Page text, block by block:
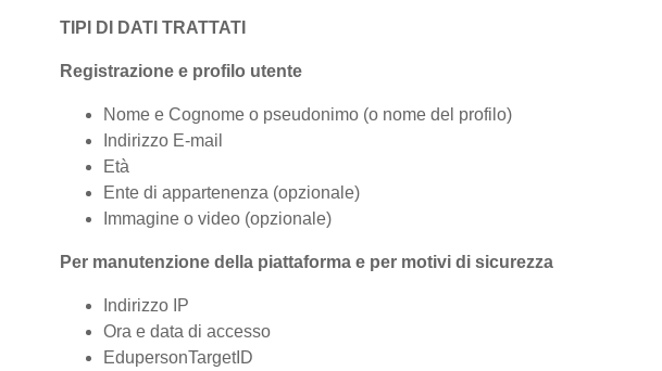
TIPI DI DATI TRATTATI
Registrazione e profilo utente
Nome e Cognome o pseudonimo (o nome del profilo)
Indirizzo E-mail
Età
Ente di appartenenza (opzionale)
Immagine o video (opzionale)
Per manutenzione della piattaforma e per motivi di sicurezza
Indirizzo IP
Ora e data di accesso
EdupersonTargetID